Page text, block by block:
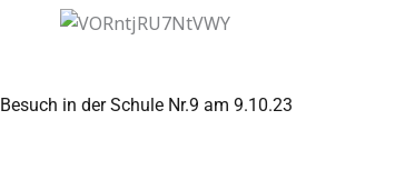
Besuch in der Schule Nr.9 am 9.10.23